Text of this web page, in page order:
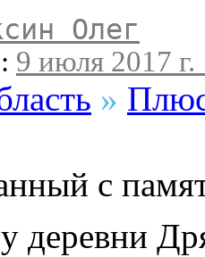
Олег
9 июля 2017 г.
»
с
деревни